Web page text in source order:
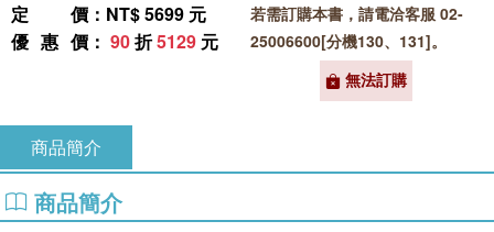
定價 ：NT$ 5699 元
優惠價 ： 90折5129 元
若需訂購本書，請電洽客服 02-
25006600[分機130、131]。
無法訂購
商品簡介
商品簡介